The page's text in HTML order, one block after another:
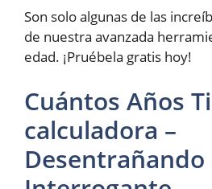
Son solo algunas de las
de nuestra avanzada
edad. ¡Pruébela gratis hoy!
Cuántos Años
calculadora –
Desentrañando